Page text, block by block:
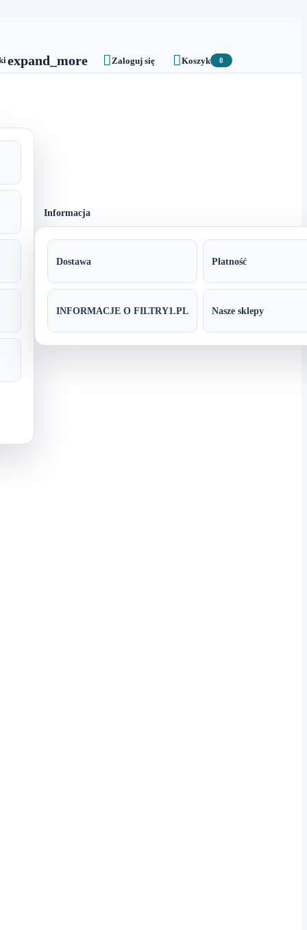
expand_more  Zaloguj się Koszyk 0
Informacja
Dostawa Płatność
INFORMACJE O FILTRY1.PL Nasze sklepy